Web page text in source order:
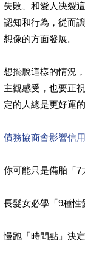
失敗、和愛人决裂
認知和行為，從而
想像的方面發展。
想擺脫這樣的情況
主觀感受，也要正
定的人總是更好運的
債務協商會影響信用
你可能只是備胎「7
長髮女必學「9種性
慢跑「時間點」決定